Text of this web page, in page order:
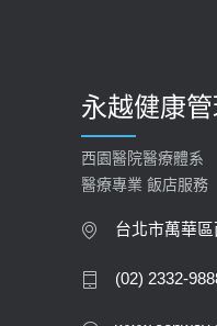
永越健康
西園醫院醫療體系
醫療專業 飯店服務
台北市萬華
(02) 2332-